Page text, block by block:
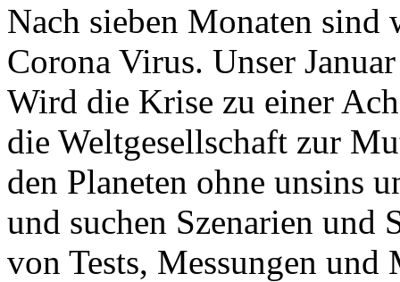
Nach sieben Monaten
Corona Virus. Unser
Wird die Krise zu einer
die Weltgesellschaft zur
den Planeten ohne unsins
und suchen Szenarien und
von Tests, Messungen und